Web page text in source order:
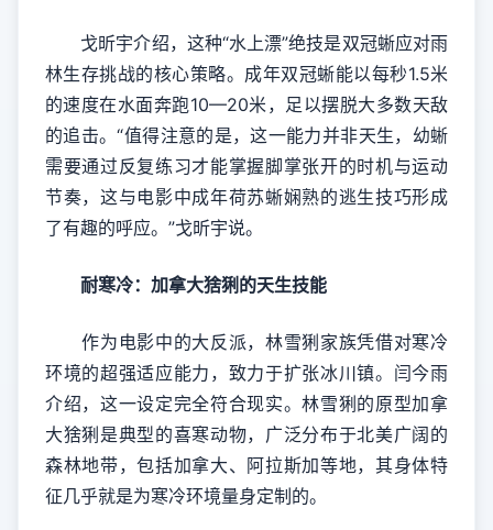
戈昕宇介绍，这种“水上漂”绝技是双冠蜥应对雨
林生存挑战的核心策略。成年双冠蜥能以每秒1.5米
的速度在水面奔跑10—20米，足以摆脱大多数天敌
的追击。“值得注意的是，这一能力并非天生，幼蜥
需要通过反复练习才能掌握脚掌张开的时机与运动
节奏，这与电影中成年荷苏蜥娴熟的逃生技巧形成
了有趣的呼应。”戈昕宇说。
耐寒冷：加拿大猞猁的天生技能
作为电影中的大反派，林雪猁家族凭借对寒冷
环境的超强适应能力，致力于扩张冰川镇。闫今雨
介绍，这一设定完全符合现实。林雪猁的原型加拿
大猞猁是典型的喜寒动物，广泛分布于北美广阔的
森林地带，包括加拿大、阿拉斯加等地，其身体特
征几乎就是为寒冷环境量身定制的。